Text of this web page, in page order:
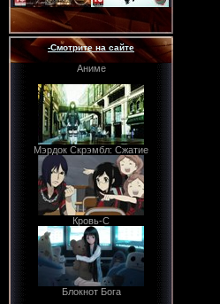
-Смотрите на сайте
Аниме
Мэрдок Скрэмбл: Сжатие
Кровь-С
Блокнот Бога